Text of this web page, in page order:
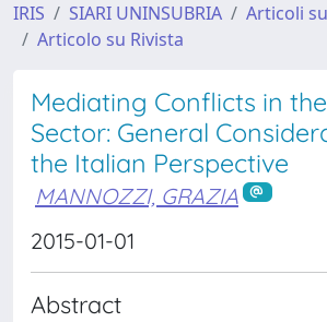
IRIS SIARI UNINSUBRIA
Articoli
Articolo su Rivista
Mediating Conflicts in
Sector: General
the Italian Perspective
MANNOZZI, GRAZIA
2015-01-01
Abstract